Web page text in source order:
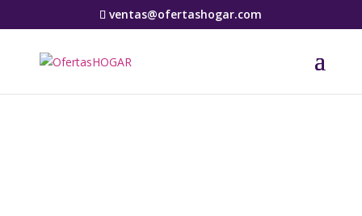
ventas@ofertashogar.com